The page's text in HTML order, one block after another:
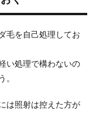
毛を自己処理してお
い処理で構わないの
。
は照射は控えた方が